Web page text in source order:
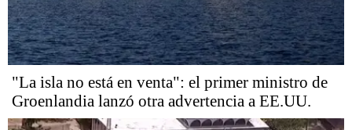
"La isla no está en venta": el primer ministro de
Groenlandia lanzó otra advertencia a EE.UU.